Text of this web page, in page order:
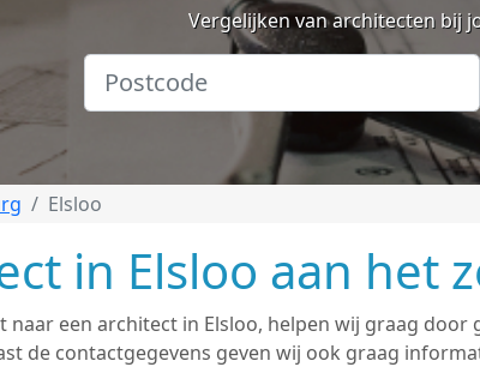
Vergelijken van architecten bij
Elsloo
in Elsloo aan het
naar een architect in Elsloo, helpen wij graag
de contactgegevens geven wij ook graag